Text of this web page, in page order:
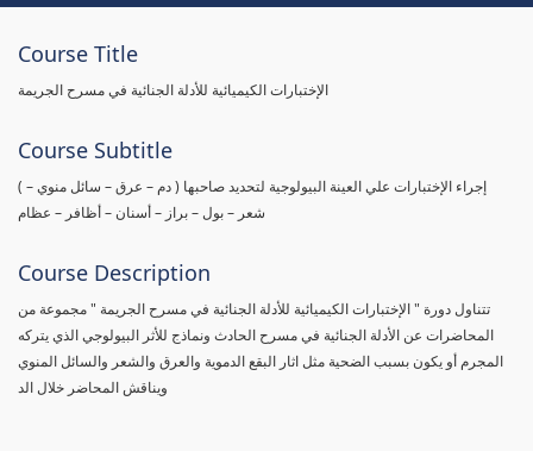
Course Title
الإختبارات الكيميائية للأدلة الجنائية في مسرح الجريمة
Course Subtitle
( إجراء الإختبارات علي العينة البيولوجية لتحديد صاحبها ( دم – عرق – سائل منوي –
شعر – بول – براز – أسنان – أظافر – عظام
Course Description
تتناول دورة " الإختبارات الكيميائية للأدلة الجنائية في مسرح الجريمة " مجموعة من
المحاضرات عن الأدلة الجنائية في مسرح الحادث ونماذج للأثر البيولوجي الذي يتركه
المجرم أو يكون بسبب الضحية مثل اثار البقع الدموية والعرق والشعر والسائل المنوي
ويناقش المحاضر خلال الد